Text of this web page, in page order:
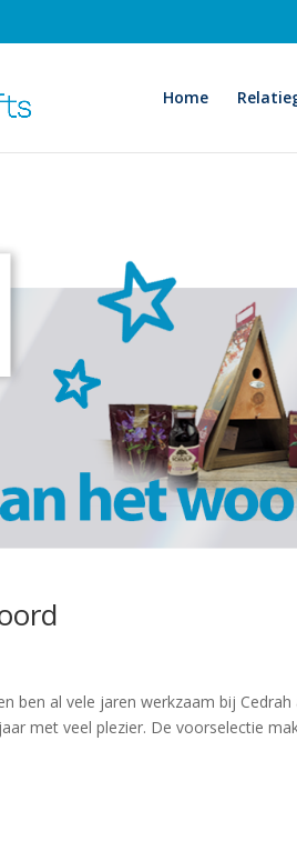
Home
ben al vele jaren werkzaam bij
met veel plezier. De voorselectie